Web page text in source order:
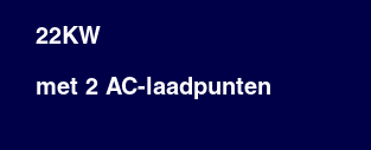
22KW
met 2 AC-laadpunten